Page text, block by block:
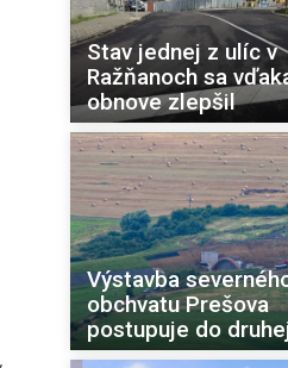
Stav jednej z ulíc v
Ražňanoch sa
obnove zlepšil
Výstavba
obchvatu Prešova
postupuje do